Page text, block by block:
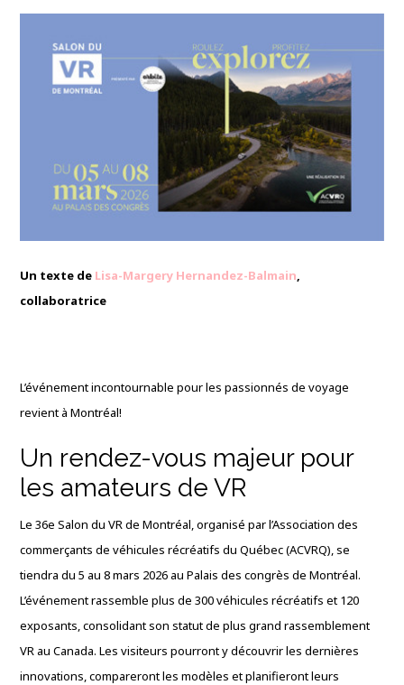
Un texte de Lisa-Margery Hernandez-Balmain,
collaboratrice
L’événement incontournable pour les passionnés de voyage
revient à Montréal!
Un rendez-vous majeur pour
les amateurs de VR
Le 36e Salon du VR de Montréal, organisé par l’Association des
commerçants de véhicules récréatifs du Québec (ACVRQ), se
tiendra du 5 au 8 mars 2026 au Palais des congrès de Montréal.
L’événement rassemble plus de 300 véhicules récréatifs et 120
exposants, consolidant son statut de plus grand rassemblement
VR au Canada. Les visiteurs pourront y découvrir les dernières
innovations, compareront les modèles et planifieront leurs